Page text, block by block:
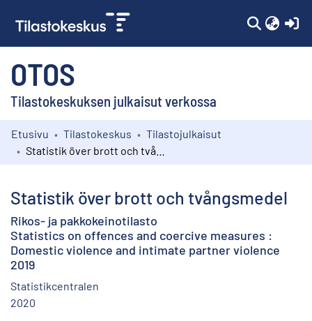
OTOS
Tilastokeskuksen julkaisut verkossa
Kokoelmat
Etusivu Tilastokeskus
Tilastojulkaisut
Statistik över brott och tvångsmedel
Rikos- ja pakkokeinotilasto
Statistics on offences and coercive measures :
Domestic violence and intimate partner violence
2019
Statistikcentralen
2020